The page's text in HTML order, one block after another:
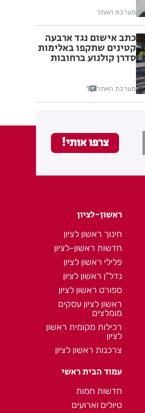
מערכת האתר
כתב אישום נגד ארבעה
קטינים שתקפו באלימות
סדרן קולנוע ברחובות
מערכת האתר 1
ראשון-לציון
חינוך ראשון לציון
חדשות ראשון-לציון
פלילי ראשון לציון
נדל"ן ראשון לציון
ספורט ראשון לציון
ראשון לציון עסקים
מומלצים
רכילות מקומית ראשון
לציון
צרכנות ראשון לציון
עמוד הבית ראשי
חדשות חמות
טיולים וארועים